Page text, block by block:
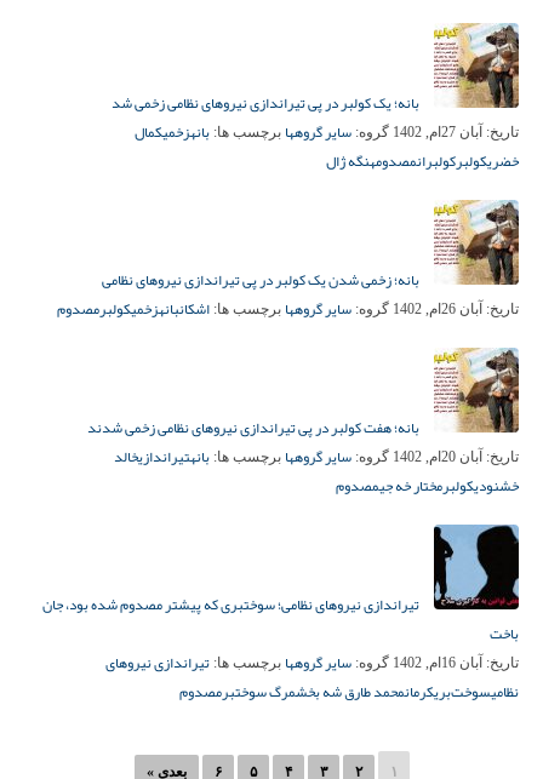
بانه؛ یک کولبر در پی تیراندازی نیروهای نظامی زخمی شد
تاریخ: آبان 27ام, 1402 گروه: سایر گروهها برچسب ها: بانهزخمیکمال
خضریکولبرکولبرانمصدومهنگه ژال
بانه؛ زخمی شدن یک کولبر در پی تیراندازی نیروهای نظامی
تاریخ: آبان 26ام, 1402 گروه: سایر گروهها برچسب ها: اشکانبانهزخمیکولبرمصدوم
بانه؛ هفت کولبر در پی تیراندازی نیروهای نظامی زخمی شدند
تاریخ: آبان 20ام, 1402 گروه: سایر گروهها برچسب ها: بانهتیراندازیخالد
خشنودیکولبرمختار خه‌ جیمصدوم
تیراندازی نیروهای نظامی؛ سوختبری که پیشتر مصدوم شده بود، جان
باخت
تاریخ: آبان 16ام, 1402 گروه: سایر گروهها برچسب ها: تیراندازی نیروهای
نظامیسوخت‌بریکرمانمحمد طارق شه بخشمرگ سوختبرمصدوم
۱ ۲ ۳ ۴ ۵ ۶ بعدی »